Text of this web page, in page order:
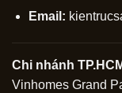
Email:
Chi nhánh
Vinhomes Grand